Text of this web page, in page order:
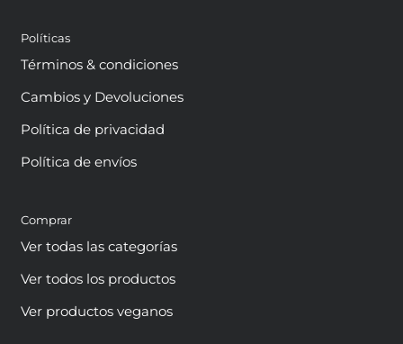
Políticas
Términos & condiciones
Cambios y Devoluciones
Política de privacidad
Política de envíos
Comprar
Ver todas las categorías
Ver todos los productos
Ver productos veganos